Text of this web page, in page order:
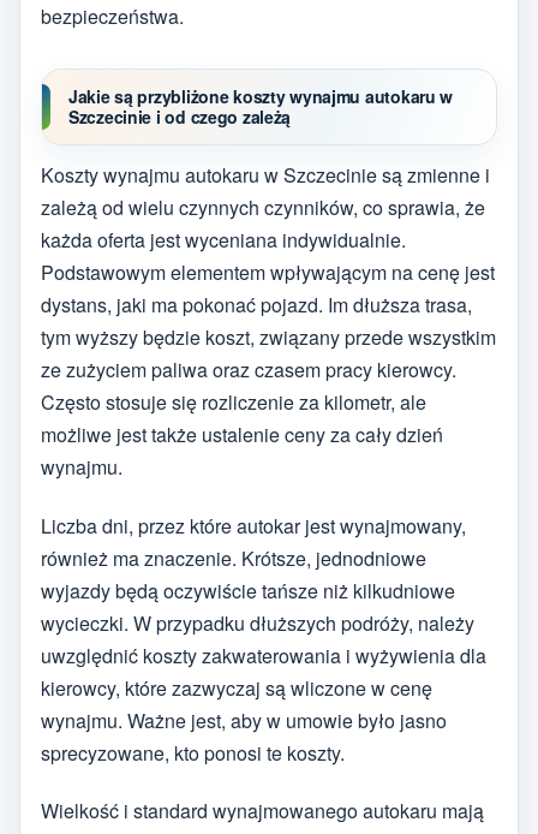
bezpieczeństwa.
Jakie są przybliżone koszty wynajmu autokaru w
Szczecinie i od czego zależą
Koszty wynajmu autokaru w Szczecinie są zmienne i
zależą od wielu czynnych czynników, co sprawia, że
każda oferta jest wyceniana indywidualnie.
Podstawowym elementem wpływającym na cenę jest
dystans, jaki ma pokonać pojazd. Im dłuższa trasa,
tym wyższy będzie koszt, związany przede wszystkim
ze zużyciem paliwa oraz czasem pracy kierowcy.
Często stosuje się rozliczenie za kilometr, ale
możliwe jest także ustalenie ceny za cały dzień
wynajmu.
Liczba dni, przez które autokar jest wynajmowany,
również ma znaczenie. Krótsze, jednodniowe
wyjazdy będą oczywiście tańsze niż kilkudniowe
wycieczki. W przypadku dłuższych podróży, należy
uwzględnić koszty zakwaterowania i wyżywienia dla
kierowcy, które zazwyczaj są wliczone w cenę
wynajmu. Ważne jest, aby w umowie było jasno
sprecyzowane, kto ponosi te koszty.
Wielkość i standard wynajmowanego autokaru mają